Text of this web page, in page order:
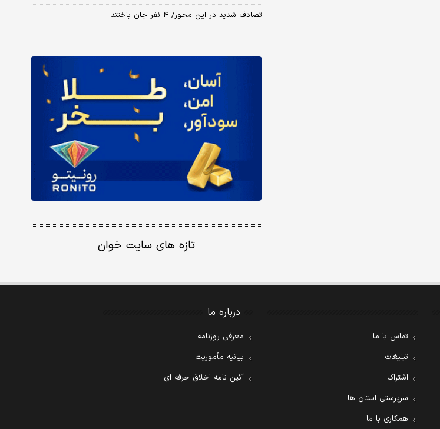
تصادف شدید در این محور/ ۴ نفر جان باختند
تازه های سایت خوان
تماس با ما
تبلیغات
اشتراک
سرپرستی استان ها
همکاری با ما
درباره ما
معرفی روزنامه
بیانیه مأموریت
آئین نامه اخلاق حرفه ای